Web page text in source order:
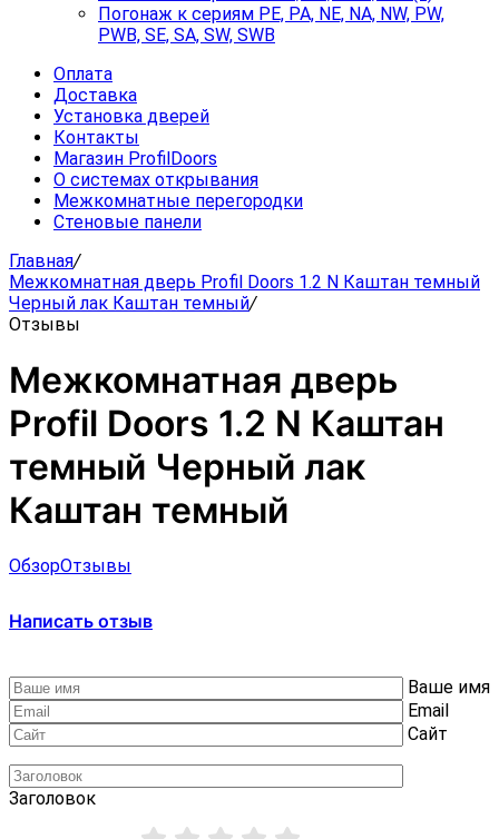
Погонаж к сериям PE, PA, NE, NA, NW, PW,
PWB, SE, SA, SW, SWB
Оплата
Доставка
Установка дверей
Контакты
Магазин ProfilDoors
О системах открывания
Межкомнатные перегородки
Стеновые панели
Главная/
Межкомнатная дверь Profil Doors 1.2 N Каштан темный
Черный лак Каштан темный/
Отзывы
Межкомнатная дверь
Profil Doors 1.2 N Каштан
темный Черный лак
Каштан темный
ОбзорОтзывы
Написать отзыв
Ваше имя
Email
Сайт
Заголовок